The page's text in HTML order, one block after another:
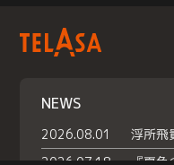
NEWS
2026.08.01